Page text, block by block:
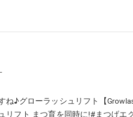
ね♪グローラッシュリフト【
リフト まつ育を同時に!#まつげエ